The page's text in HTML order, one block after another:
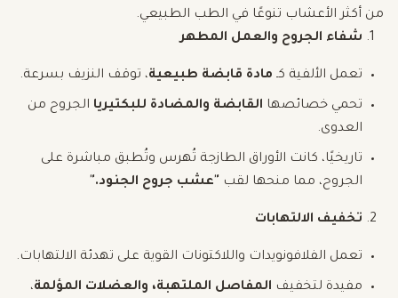
من أكثر الأعشاب تنوعًا في الطب الطبيعي.
شفاء الجروح والعمل المطهر
تعمل الألفية كـ مادة قابضة طبيعية، توقف النزيف بسرعة.
تحمي خصائصها القابضة والمضادة للبكتيريا الجروح من
العدوى.
تاريخيًا، كانت الأوراق الطازجة تُهرس وتُطبق مباشرة على
الجروح، مما منحها لقب "عشب جروح الجنود."
تخفيف الالتهابات
تعمل الفلافونويدات واللاكتونات القوية على تهدئة الالتهابات.
مفيدة لتخفيف المفاصل الملتهبة، والعضلات المؤلمة،